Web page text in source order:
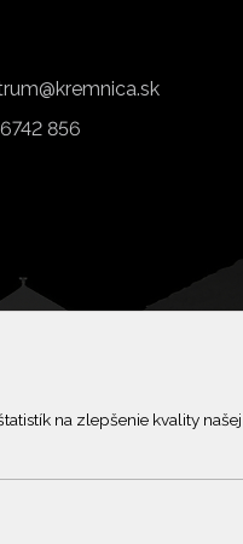
na zlepšenie kvality
856
vyhradené.